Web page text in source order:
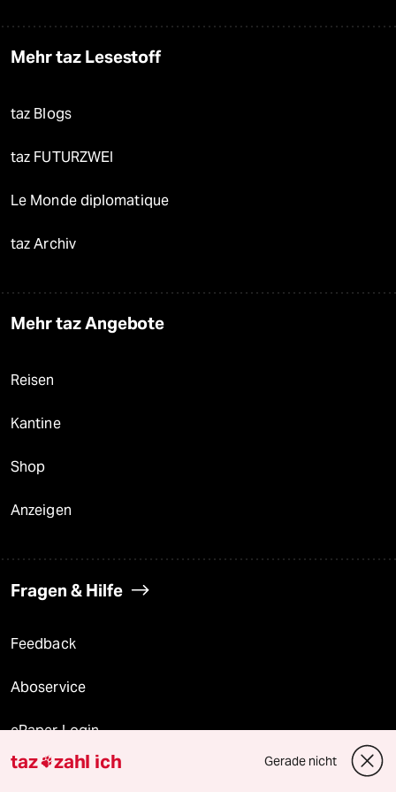
Mehr taz Lesestoff
taz Blogs
taz FUTURZWEI
Le Monde diplomatique
taz Archiv
Mehr taz Angebote
Reisen
Kantine
Shop
Anzeigen
Fragen & Hilfe
Feedback
Aboservice
ePaper Login
Downloads für Abonnierende
taz zahl ich Gerade nicht